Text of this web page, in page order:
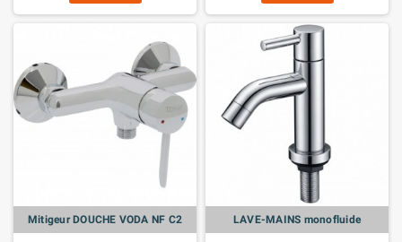
Mitigeur DOUCHE VODA NF C2 LAVE-MAINS monofluide